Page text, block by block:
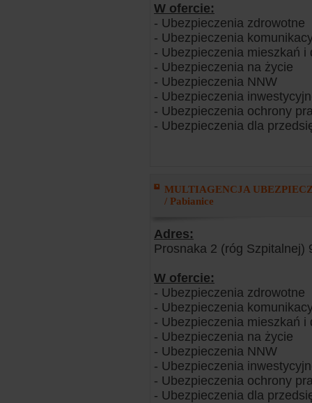
W ofercie:
- Ubezpieczenia zdrowotne
- Ubezpieczenia
- Ubezpieczenia mieszkań i
- Ubezpieczenia na życie
- Ubezpieczenia NNW
- Ubezpieczenia
- Ubezpieczenia ochrony
- Ubezpieczenia dla
MULTIAGENCJA
/ Pabianice
Adres:
Prosnaka 2 (róg Szpitalnej)
W ofercie:
- Ubezpieczenia zdrowotne
- Ubezpieczenia
- Ubezpieczenia mieszkań i
- Ubezpieczenia na życie
- Ubezpieczenia NNW
- Ubezpieczenia
- Ubezpieczenia ochrony
- Ubezpieczenia dla